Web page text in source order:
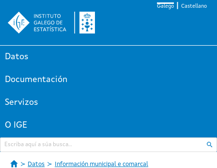
Galego Castellano
Datos
Documentación
Servizos
O IGE
Datos Información municipal e comarcal